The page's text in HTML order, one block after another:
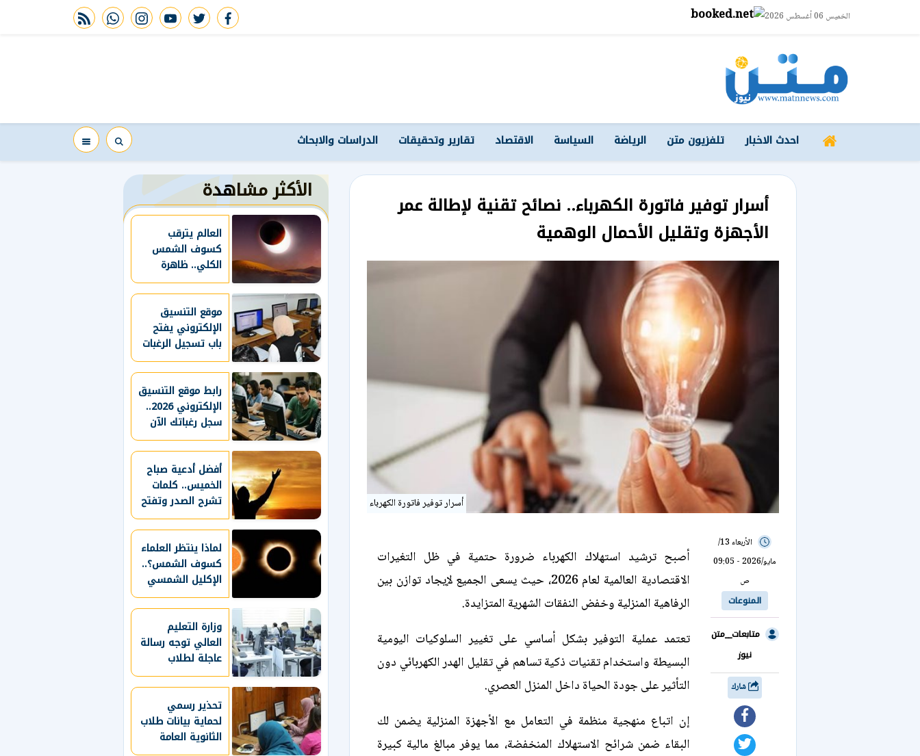
الخميس 06 أغسطس 2026 facebook
twitter
youtube
instagram
whatsapp
rss feed
احدث الاخبار تلفزيون متن الرياضة السياسة الاقتصاد تقارير وتحقيقات الدراسات والابحاث
أسرار توفير فاتورة الكهرباء.. نصائح تقنية لإطالة عمر
الأجهزة وتقليل الأحمال الوهمية
أسرار توفير فاتورة الكهرباء
الأربعاء 13/
مايو/2026 - 09:05
ص
المنوعات
متابعات__متن
نيوز
أصبح ترشيد استهلاك الكهرباء ضرورة حتمية في ظل التغيرات
الاقتصادية العالمية لعام 2026، حيث يسعى الجميع لإيجاد توازن بين
الرفاهية المنزلية وخفض النفقات الشهرية المتزايدة.
تعتمد عملية التوفير بشكل أساسي على تغيير السلوكيات اليومية
البسيطة واستخدام تقنيات ذكية تساهم في تقليل الهدر الكهربائي دون
التأثير على جودة الحياة داخل المنزل العصري.
إن اتباع منهجية منظمة في التعامل مع الأجهزة المنزلية يضمن لك
البقاء ضمن شرائح الاستهلاك المنخفضة، مما يوفر مبالغ مالية كبيرة
الأكثر مشاهدة
العالم يترقب
كسوف الشمس
الكلي.. ظاهرة
فلكية نادرة في
أغسطس
موقع التنسيق
الإلكتروني يفتح
باب تسجيل الرغبات
لطلاب الثانوية
العامة 2026
رابط موقع التنسيق
الإلكتروني 2026..
سجل رغباتك الآن
قبل غلق المرحلة
الأولى
أفضل أدعية صباح
الخميس.. كلمات
تشرح الصدر وتفتح
أبواب الخير
لماذا ينتظر العلماء
كسوف الشمس؟..
الإكليل الشمسي
يكشف أسراره
وزارة التعليم
العالي توجه رسالة
عاجلة لطلاب
المرحلة الأولى
بتنسيق الجامعات
2026
تحذير رسمي
لحماية بيانات طلاب
الثانوية العامة